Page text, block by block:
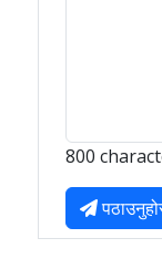
800